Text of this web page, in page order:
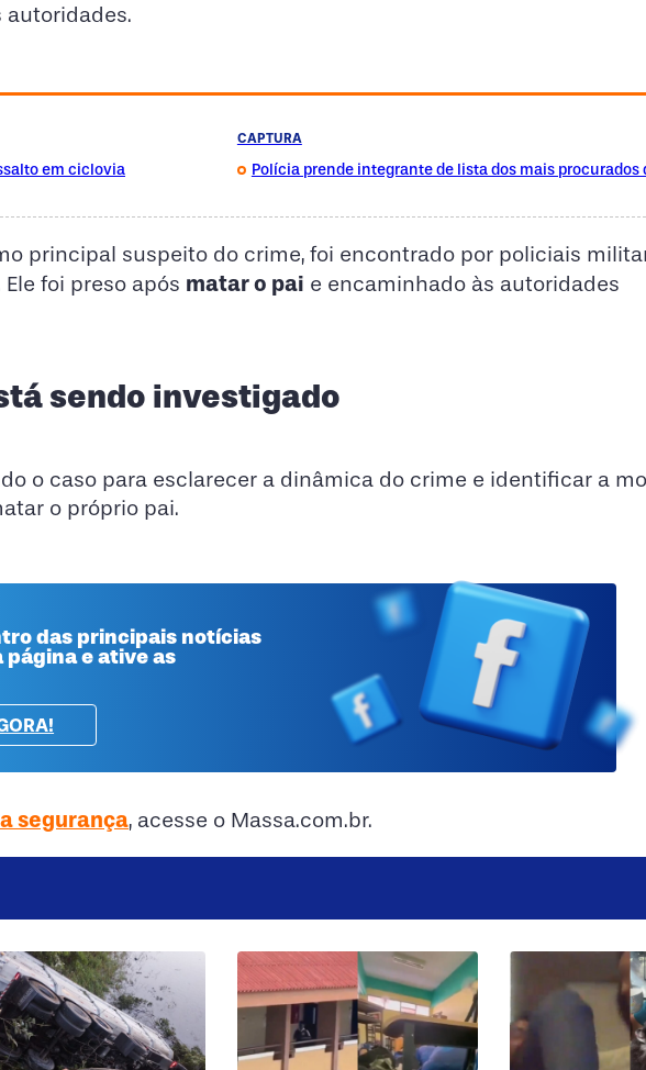
autoridades.
em ciclovia
CAPTURA
Polícia prende integrante de lista dos mais procurados
principal suspeito do crime, foi encontrado por policiais
foi preso após matar o pai e encaminhado às autoridades
sendo investigado
o caso para esclarecer a dinâmica do crime e identificar a
o próprio pai.
das principais notícias
página e ative as
segurança, acesse o Massa.com.br.